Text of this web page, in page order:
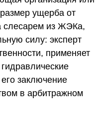
ущерба от
слесарем из ЖЭКа,
силу: эксперт
применяет
заключение
в арбитражном